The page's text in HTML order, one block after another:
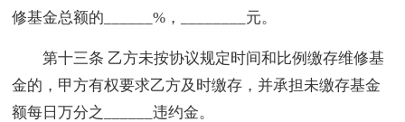
修基金总额的______%，________元。
第十三条 乙方未按协议规定时间和比例缴存维修基
金的，甲方有权要求乙方及时缴存，并承担未缴存基金
额每日万分之______违约金。